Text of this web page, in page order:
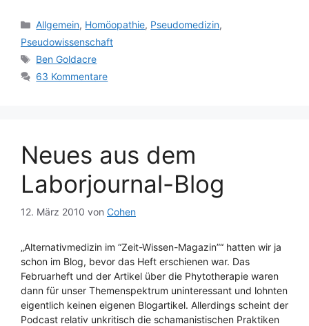
Kategorien
Allgemein, Homöopathie, Pseudomedizin,
Pseudowissenschaft
Schlagwörter
Ben Goldacre
63 Kommentare
Neues aus dem
Laborjournal-Blog
12. März 2010 von Cohen
„Alternativmedizin im “Zeit-Wissen-Magazin”“ hatten wir ja
schon im Blog, bevor das Heft erschienen war. Das
Februarheft und der Artikel über die Phytotherapie waren
dann für unser Themenspektrum uninteressant und lohnten
eigentlich keinen eigenen Blogartikel. Allerdings scheint der
Podcast relativ unkritisch die schamanistischen Praktiken